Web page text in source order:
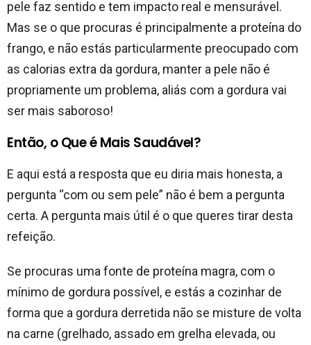
pele faz sentido e tem impacto real e mensurável.
Mas se o que procuras é principalmente a proteína do
frango, e não estás particularmente preocupado com
as calorias extra da gordura, manter a pele não é
propriamente um problema, aliás com a gordura vai
ser mais saboroso!
Então, o Que é Mais Saudável?
E aqui está a resposta que eu diria mais honesta, a
pergunta “com ou sem pele” não é bem a pergunta
certa. A pergunta mais útil é o que queres tirar desta
refeição.
Se procuras uma fonte de proteína magra, com o
mínimo de gordura possível, e estás a cozinhar de
forma que a gordura derretida não se misture de volta
na carne (grelhado, assado em grelha elevada, ou